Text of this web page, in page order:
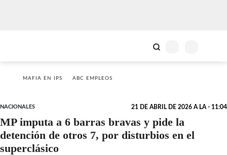
MAFIA EN IPS ABC EMPLEOS
NACIONALES 21 DE ABRIL DE 2026 A LA - 11:04
MP imputa a 6 barras bravas y pide la
detención de otros 7, por disturbios en el
superclásico